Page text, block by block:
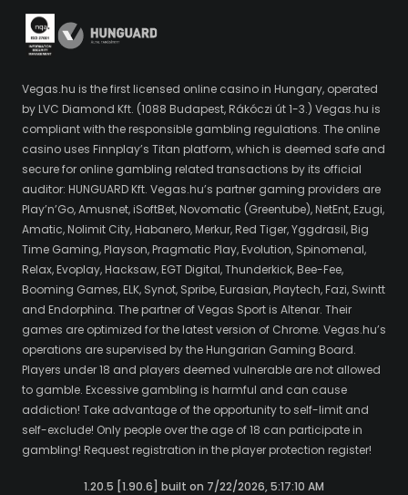
Vegas.hu is the first licensed online casino in Hungary, operated
by LVC Diamond Kft. (1088 Budapest, Rákóczi út 1-3.) Vegas.hu is
compliant with the responsible gambling regulations. The online
casino uses Finnplay’s Titan platform, which is deemed safe and
secure for online gambling related transactions by its official
auditor: HUNGUARD Kft. Vegas.hu’s partner gaming providers are
Play’n’Go, Amusnet, iSoftBet, Novomatic (Greentube), NetEnt, Ezugi,
Amatic, Nolimit City, Habanero, Merkur, Red Tiger, Yggdrasil, Big
Time Gaming, Playson, Pragmatic Play, Evolution, Spinomenal,
Relax, Evoplay, Hacksaw, EGT Digital, Thunderkick, Bee-Fee,
Booming Games, ELK, Synot, Spribe, Eurasian, Playtech, Fazi, Swintt
and Endorphina. The partner of Vegas Sport is Altenar. Their
games are optimized for the latest version of Chrome. Vegas.hu’s
operations are supervised by the Hungarian Gaming Board.
Players under 18 and players deemed vulnerable are not allowed
to gamble. Excessive gambling is harmful and can cause
addiction! Take advantage of the opportunity to self-limit and
self-exclude! Only people over the age of 18 can participate in
gambling! Request registration in the player protection register!
1.20.5 [1.90.6] built on 7/22/2026, 5:17:10 AM